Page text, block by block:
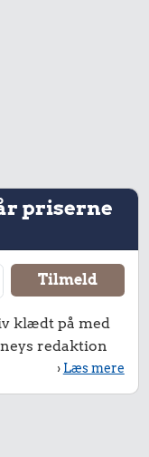
Avis
priserne
klædt på med
redaktion
› Læs mere